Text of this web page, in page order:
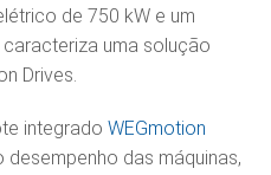
de 750 kW e um
uma solução
Drives.
integrado WEGmotion
desempenho das máquinas,